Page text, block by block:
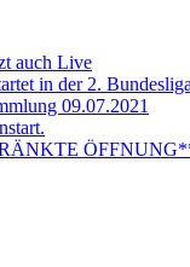
auch Live
in der 2. Bundesliga
09.07.2021